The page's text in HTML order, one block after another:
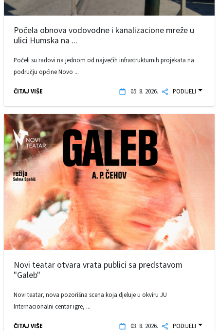
Počela obnova vodovodne i kanalizacione mreže u
ulici Humska na ...
Počeli su radovi na jednom od najvećih infrastrukturnih projekata na
području općine Novo ...
ČITAJ VIŠE 05. 8. 2026. PODIJELI
Novi teatar otvara vrata publici sa predstavom
"Galeb"
Novi teatar, nova pozorišna scena koja djeluje u okviru JU
Internacionalni centar igre, ...
ČITAJ VIŠE 03. 8. 2026. PODIJELI